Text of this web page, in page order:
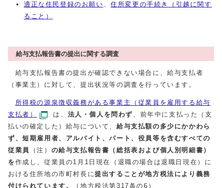
適正な住民登録のお願い 、住所変更の手続き（引越に関す
ること）
給与支払報告書の提出に関する調査
給与支払報告書の提出が確認できない場合に、給与支払者
（事業主）に対して、提出状況等の調査を行っています。
所得税の源泉徴収義務がある事業主（従業員を雇用する給与
支払者）
は、 法人・個人を問わず 、前年中に支払った（支
払いの確定した）給与について、 給与支払額の多少にかかわら
ず、短期雇用者、アルバイト、パート、役員等を含むすべての
従業員
（注） の給与支払報告書（総括表および個人別明細書）
を作成し、従業員の1月1日現在（退職の場合は退職日現在）に
おける住所地の市町村長に提出することが地方税法により義務
付けられています。
（地方税法第317条の6）